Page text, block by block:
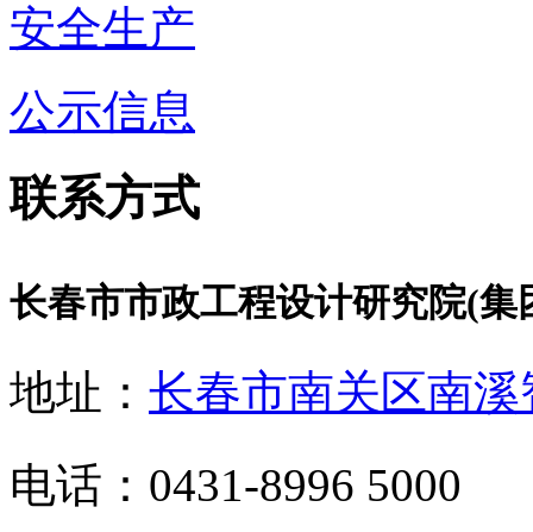
安全生产
公示信息
联系方式
长春市市政工程设计研究院(集
地址： 长春市南关区南
电话：0431-8996 5000